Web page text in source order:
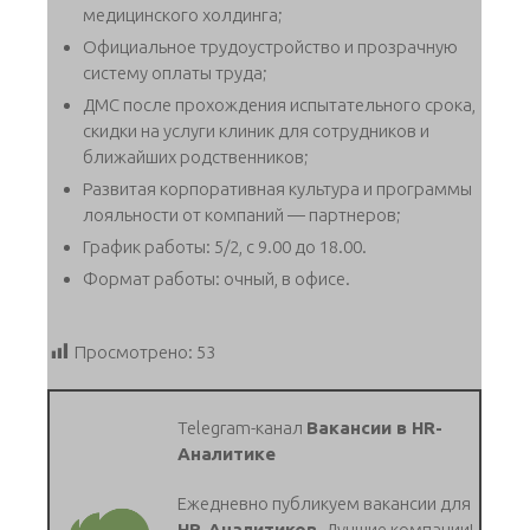
медицинского холдинга;
Официальное трудоустройство и прозрачную
систему оплаты труда;
ДМС после прохождения испытательного срока,
скидки на услуги клиник для сотрудников и
ближайших родственников;
Развитая корпоративная культура и программы
лояльности от компаний — партнеров;
График работы: 5/2, с 9.00 до 18.00.
Формат работы: очный, в офисе.
Просмотрено: 53
Telegram-канал Вакансии в HR-
Аналитике
Ежедневно публикуем вакансии для